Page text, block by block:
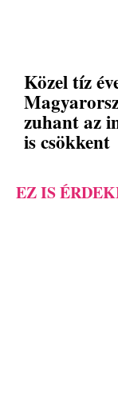
Közel tíz
zuhant az
is csökkent
EZ IS